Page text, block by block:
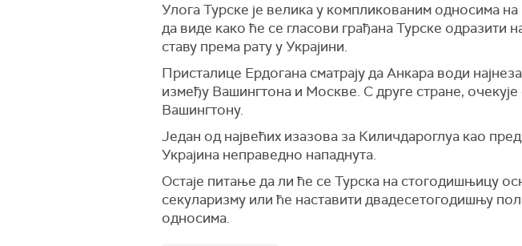
Улога Турске је велика у компликованим односима
да виде како ће се гласови грађана Турске одразити
ставу према рату у Украјини.
Присталице Ердогана сматрају да Анкара води
између Вашингтона и Москве. С друге стране,
Вашингтону.
Један од највећих изазова за Киличдароглуа као
Украјина неправедно нападнута.
Остаје питање да ли ће се Турска на стогодишњицу
секуларизму или ће наставити двадесетогодишњу
односима.